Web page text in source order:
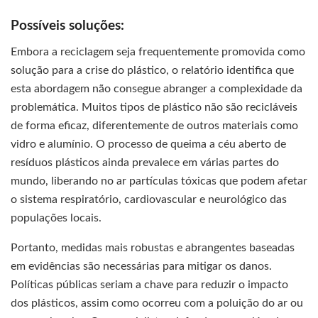
Possíveis soluções:
Embora a reciclagem seja frequentemente promovida como
solução para a crise do plástico, o relatório identifica que
esta abordagem não consegue abranger a complexidade da
problemática. Muitos tipos de plástico não são recicláveis
de forma eficaz, diferentemente de outros materiais como
vidro e alumínio. O processo de queima a céu aberto de
resíduos plásticos ainda prevalece em várias partes do
mundo, liberando no ar partículas tóxicas que podem afetar
o sistema respiratório, cardiovascular e neurológico das
populações locais.
Portanto, medidas mais robustas e abrangentes baseadas
em evidências são necessárias para mitigar os danos.
Políticas públicas seriam a chave para reduzir o impacto
dos plásticos, assim como ocorreu com a poluição do ar ou